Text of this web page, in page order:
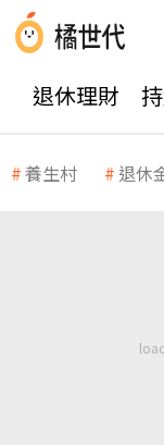
退休理財
養生村 退休